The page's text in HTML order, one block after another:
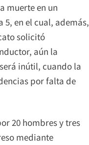
muerte en un
5, en el cual, además,
solicitó
aún la
inútil, cuando la
por falta de
20 hombres y tres
mediante